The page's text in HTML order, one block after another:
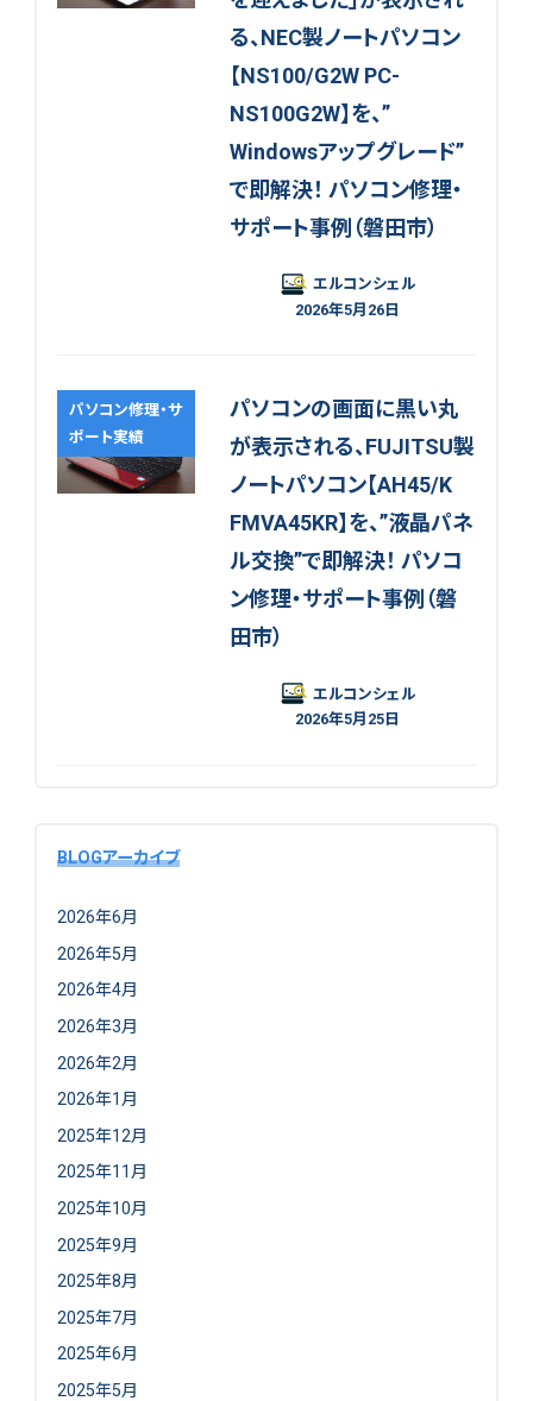
る、NEC製ノートパソコン
【NS100/G2W PC-
NS100G2W】を、”
Windowsアップグレード”
で即解決！ パソコン修理・
サポート事例（磐田市）
エルコンシェル
2026年5月26日
パソコン修理・サ
ポート実績
パソコンの画面に黒い丸
が表示される、FUJITSU製
ノートパソコン【AH45/K
FMVA45KR】を、”液晶パネ
ル交換”で即解決！ パソコ
ン修理・サポート事例（磐
田市）
エルコンシェル
2026年5月25日
BLOGアーカイブ
2026年6月
2026年5月
2026年4月
2026年3月
2026年2月
2026年1月
2025年12月
2025年11月
2025年10月
2025年9月
2025年8月
2025年7月
2025年6月
2025年5月